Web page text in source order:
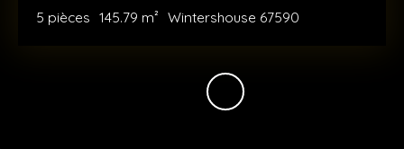
5 pièces 145.79 m² Wintershouse 67590